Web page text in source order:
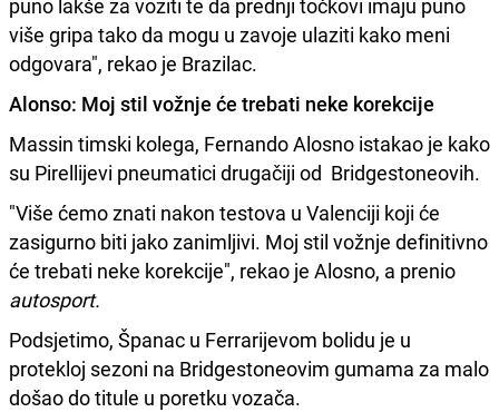
više gripa tako da mogu u zavoje ulaziti kako meni
odgovara", rekao je Brazilac.
Alonso: Moj stil vožnje će trebati neke korekcije
Massin timski kolega, Fernando Alosno istakao je kako
su Pirellijevi pneumatici drugačiji od Bridgestoneovih.
"Više ćemo znati nakon testova u Valenciji koji će
zasigurno biti jako zanimljivi. Moj stil vožnje definitivno
će trebati neke korekcije", rekao je Alosno, a prenio
autosport.
Podsjetimo, Španac u Ferrarijevom bolidu je u
protekloj sezoni na Bridgestoneovim gumama za malo
došao do titule u poretku vozača.